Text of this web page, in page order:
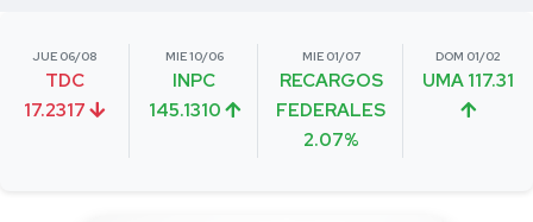
JUE 06/08
TDC
17.2317
MIE 10/06
INPC
145.1310
MIE 01/07
RECARGOS
FEDERALES
2.07%
DOM 01/02
UMA 117.31